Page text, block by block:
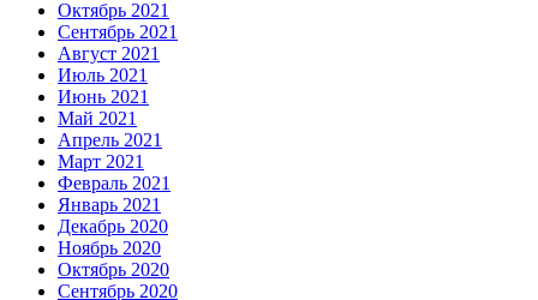
Октябрь 2021
Сентябрь 2021
Август 2021
Июль 2021
Июнь 2021
Май 2021
Апрель 2021
Март 2021
Февраль 2021
Январь 2021
Декабрь 2020
Ноябрь 2020
Октябрь 2020
Сентябрь 2020